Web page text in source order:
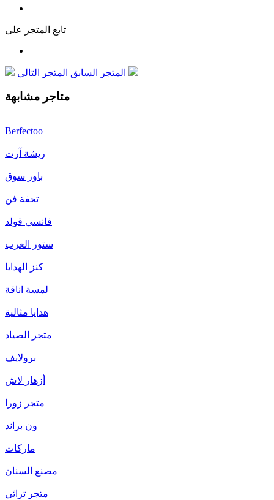
تابع المتجر على
المتجر السابق
متاجر مشابهة
Berfectoo
ريشة آرت
باور سوق
تحفة فن
فانسي قولد
ستور العرب
كنز الهدايا
لمسة اناقة
هدايا مثالية
متجر الصياد
برولايف
أزهار لاش
متجر زورا
ون براند
ماركات
مصنع السنان
متجر تراثي